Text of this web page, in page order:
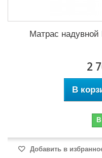
Матрас надувной
2
В
Добавить в